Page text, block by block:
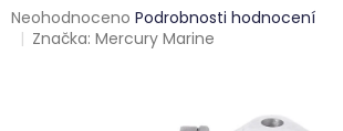
Průměrné
hodnocení
Neohodnoceno Podrobnosti hodnocení
Značka:Mercury Marine